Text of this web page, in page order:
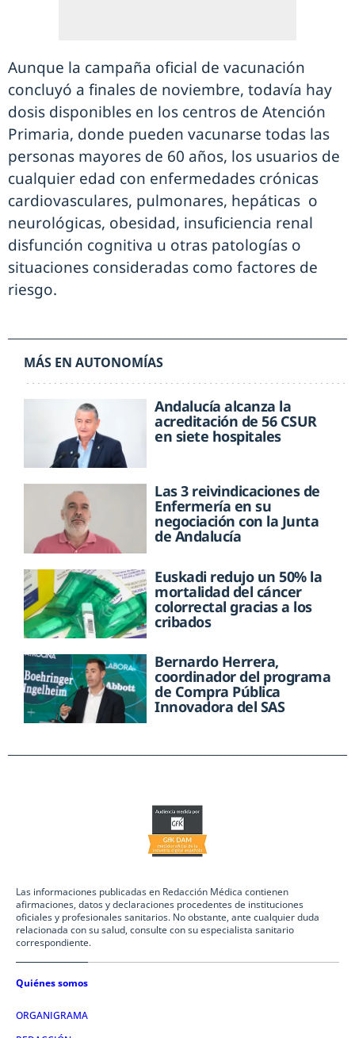
Aunque la campaña oficial de vacunación
concluyó a finales de noviembre, todavía hay
dosis disponibles en los centros de Atención
Primaria, donde pueden vacunarse todas las
personas mayores de 60 años, los usuarios de
cualquier edad con enfermedades crónicas
cardiovasculares, pulmonares, hepáticas o
neurológicas, obesidad, insuficiencia renal
disfunción cognitiva u otras patologías o
situaciones consideradas como factores de
riesgo.
MÁS EN AUTONOMÍAS
Andalucía alcanza la
acreditación de 56 CSUR
en siete hospitales
Las 3 reivindicaciones de
Enfermería en su
negociación con la Junta
de Andalucía
Euskadi redujo un 50% la
mortalidad del cáncer
colorrectal gracias a los
cribados
Bernardo Herrera,
coordinador del programa
de Compra Pública
Innovadora del SAS
Las informaciones publicadas en Redacción Médica contienen
afirmaciones, datos y declaraciones procedentes de instituciones
oficiales y profesionales sanitarios. No obstante, ante cualquier duda
relacionada con su salud, consulte con su especialista sanitario
correspondiente.
Quiénes somos
ORGANIGRAMA